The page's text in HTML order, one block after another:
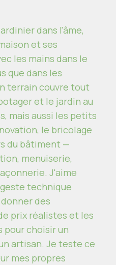
dans l'âme,
et ses
les mains dans le
que dans les
terrain couvre tout
et le jardin au
mais aussi les petits
le bricolage
du bâtiment —
menuiserie,
J'aime
technique
des
prix réalistes et les
pour choisir un
artisan. Je teste ce
mes propres